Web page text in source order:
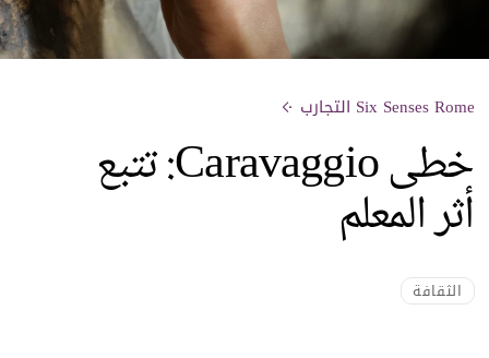
Six Senses Rome التجارب
خطى Caravaggio: تتبع
أثر المعلم
الثقافة